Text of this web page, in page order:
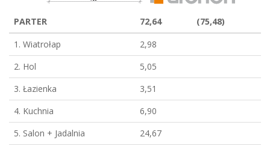
PARTER 72,64
(75,48)
1. Wiatrołap
2,98
2. Hol
5,05
3. Łazienka
3,51
4. Kuchnia
6,90
5. Salon + Jadalnia
24,67